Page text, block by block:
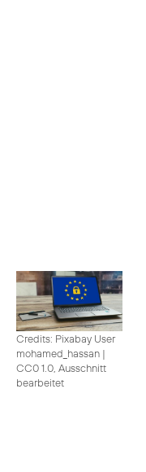
Credits: Pixabay User
mohamed_hassan |
CC0 1.0, Ausschnitt
bearbeitet